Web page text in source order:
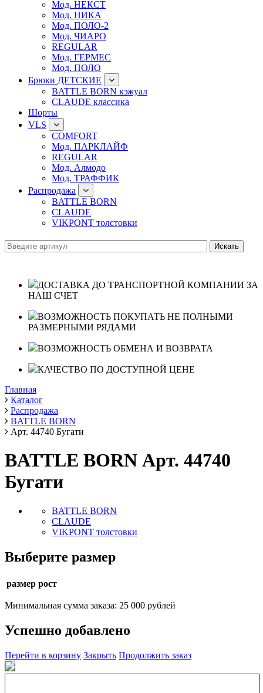
Мод. НЕКСТ
Мод. НИКА
Мод. ПОЛО-2
Мод. ЧИАРО
REGULAR
Мод. ГЕРМЕС
Мод. ПОЛО
Брюки ДЕТСКИЕ
BATTLE BORN кэжуал
CLAUDE классика
Шорты
VLS
COMFORT
Мод. ПАРКЛАЙФ
REGULAR
Мод. Алмодо
Мод. ТРАФФИК
Распродажа
BATTLE BORN
CLAUDE
VIKPONT толстовки
ДОСТАВКА ДО ТРАНСПОРТНОЙ КОМПАНИИ ЗА
НАШ СЧЕТ
ВОЗМОЖНОСТЬ ПОКУПАТЬ НЕ ПОЛНЫМИ
РАЗМЕРНЫМИ РЯДАМИ
ВОЗМОЖНОСТЬ ОБМЕНА И ВОЗВРАТА
КАЧЕСТВО ПО ДОСТУПНОЙ ЦЕНЕ
Главная
Каталог
Распродажа
BATTLE BORN
Арт. 44740 Бугати
BATTLE BORN Арт. 44740
Бугати
BATTLE BORN
CLAUDE
VIKPONT толстовки
Выберите размер
размер рост
Минимальная сумма заказа: 25 000 рублей
Успешно добавлено
Перейти в корзину Закрыть Продолжить заказ